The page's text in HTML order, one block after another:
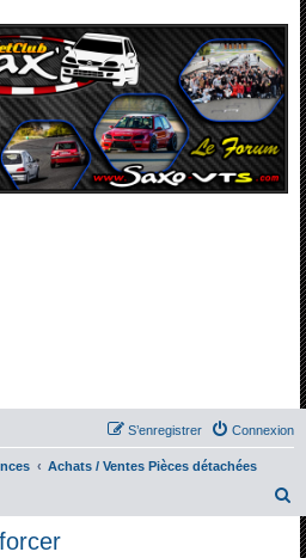
Connexion
S’enregistrer
Achats / Ventes Pièces détachées